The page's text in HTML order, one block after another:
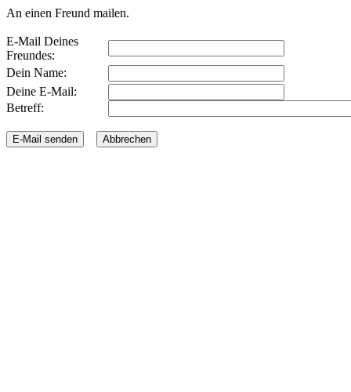
An einen Freund mailen.
E-Mail Deines
Freundes:
Dein Name:
Deine E-Mail:
Betreff: